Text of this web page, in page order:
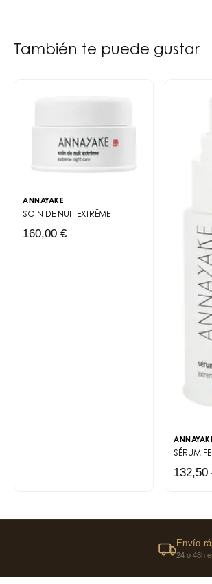
También te puede gustar
ANNAYAKE
SOIN DE NUIT EXTRÊME
160,00 €
SÉRUM
132,50
Envío
24 o 48h